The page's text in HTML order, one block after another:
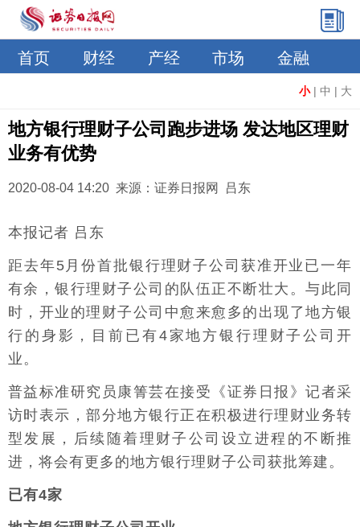
首页 财经 产经 市场 金融
小| 中 | 大
地方银行理财子公司跑步进场 发达地区理财
业务有优势
2020-08-04 14:20 来源：证券日报网 吕东
本报记者 吕东
距去年5月份首批银行理财子公司获准开业已一年
有余，银行理财子公司的队伍正不断壮大。与此同
时，开业的理财子公司中愈来愈多的出现了地方银
行的身影，目前已有4家地方银行理财子公司开
业。
普益标准研究员康箐芸在接受《证券日报》记者采
访时表示，部分地方银行正在积极进行理财业务转
型发展，后续随着理财子公司设立进程的不断推
进，将会有更多的地方银行理财子公司获批筹建。
已有4家